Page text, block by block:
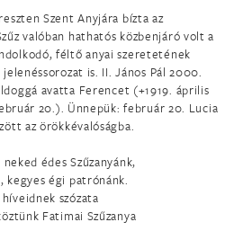
vértanúk
Szent Anyjára bízta az
valóban hathatós közbenjáró volt a
féltő anyai szeretetének
is. II. János Pál 2000.
avatta Ferencet (+1919. április
20.). Ünnepük: február 20. Lucia
az örökkévalóságba.
édes Szűzanyánk,
kegyes égi patrónánk.
szózata
Fatimai Szűzanya